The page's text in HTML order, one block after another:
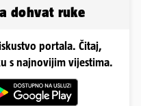
dohvat ruke
portala. Čitaj,
s najnovijim vijestima.